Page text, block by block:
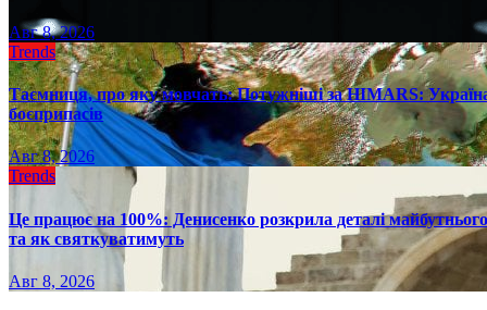
Авг 8, 2026
Trends
Таємниця, про яку мовчать: Потужніші за HIMARS:
боєприпасів
Авг 8, 2026
Trends
Це працює на 100%: Денисенко розкрила деталі майбутнього
та як святкуватимуть
Авг 8, 2026